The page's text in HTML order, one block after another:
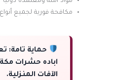
مكافحة فورية لجميع
حماية تامة:
اباده حشرات
الآفات المنزلية.